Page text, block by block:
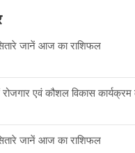
जानें आज का राशिफल
एवं कौशल विकास
जानें आज का राशिफल